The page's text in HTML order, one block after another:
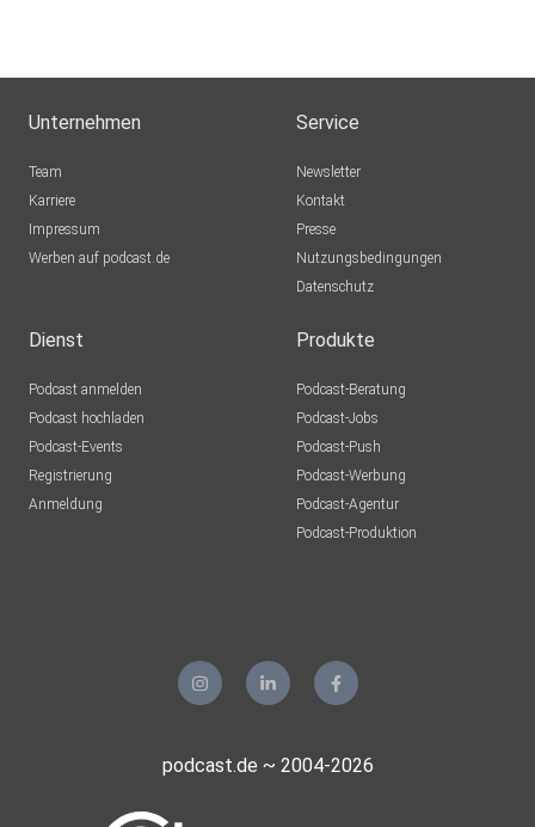
Unternehmen
Team
Karriere
Impressum
Werben auf podcast.de
Service
Newsletter
Kontakt
Presse
Nutzungsbedingungen
Datenschutz
Dienst
Podcast anmelden
Podcast hochladen
Podcast-Events
Registrierung
Anmeldung
Produkte
Podcast-Beratung
Podcast-Jobs
Podcast-Push
Podcast-Werbung
Podcast-Agentur
Podcast-Produktion
podcast.de ~ 2004-2026